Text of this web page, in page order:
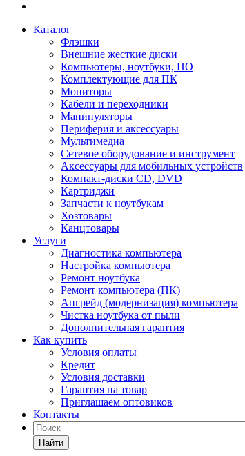
Каталог
Флэшки
Внешние жесткие диски
Компьютеры, ноутбуки, ПО
Комплектующие для ПК
Мониторы
Кабели и переходники
Манипуляторы
Периферия и аксессуары
Мультимедиа
Сетевое оборудование и инструмент
Аксессуары для мобильных устройств
Компакт-диски CD, DVD
Картриджи
Запчасти к ноутбукам
Хозтовары
Канцтовары
Услуги
Диагностика компьютера
Настройка компьютера
Ремонт ноутбука
Ремонт компьютера (ПК)
Апгрейд (модернизация) компьютера
Чистка ноутбука от пыли
Дополнительная гарантия
Как купить
Условия оплаты
Кредит
Условия доставки
Гарантия на товар
Приглашаем оптовиков
Контакты
Найти